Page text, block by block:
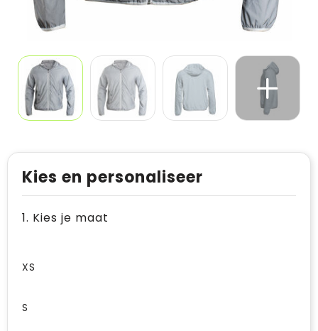
Kies en personaliseer
1. Kies je maat
XS
S